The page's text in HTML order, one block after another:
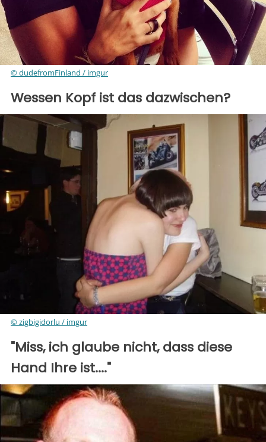
© dudefromFinland / imgur
Wessen Kopf ist das dazwischen?
© zigbigidorlu / imgur
"Miss, ich glaube nicht, dass diese
Hand Ihre ist...."